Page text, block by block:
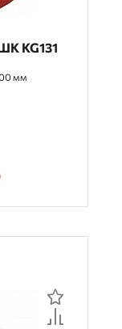
KG131
мм